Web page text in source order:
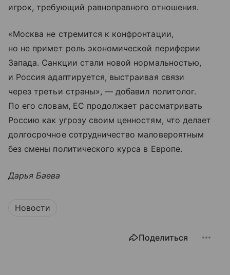
игрок, требующий равноправного отношения.
«Москва не стремится к конфронтации,
но не примет роль экономической периферии
Запада. Санкции стали новой нормальностью,
и Россия адаптируется, выстраивая связи
через третьи страны», — добавил политолог.
По его словам, ЕС продолжает рассматривать
Россию как угрозу своим ценностям, что делает
долгосрочное сотрудничество маловероятным
без смены политического курса в Европе.
Дарья Баева
Новости
Поделиться